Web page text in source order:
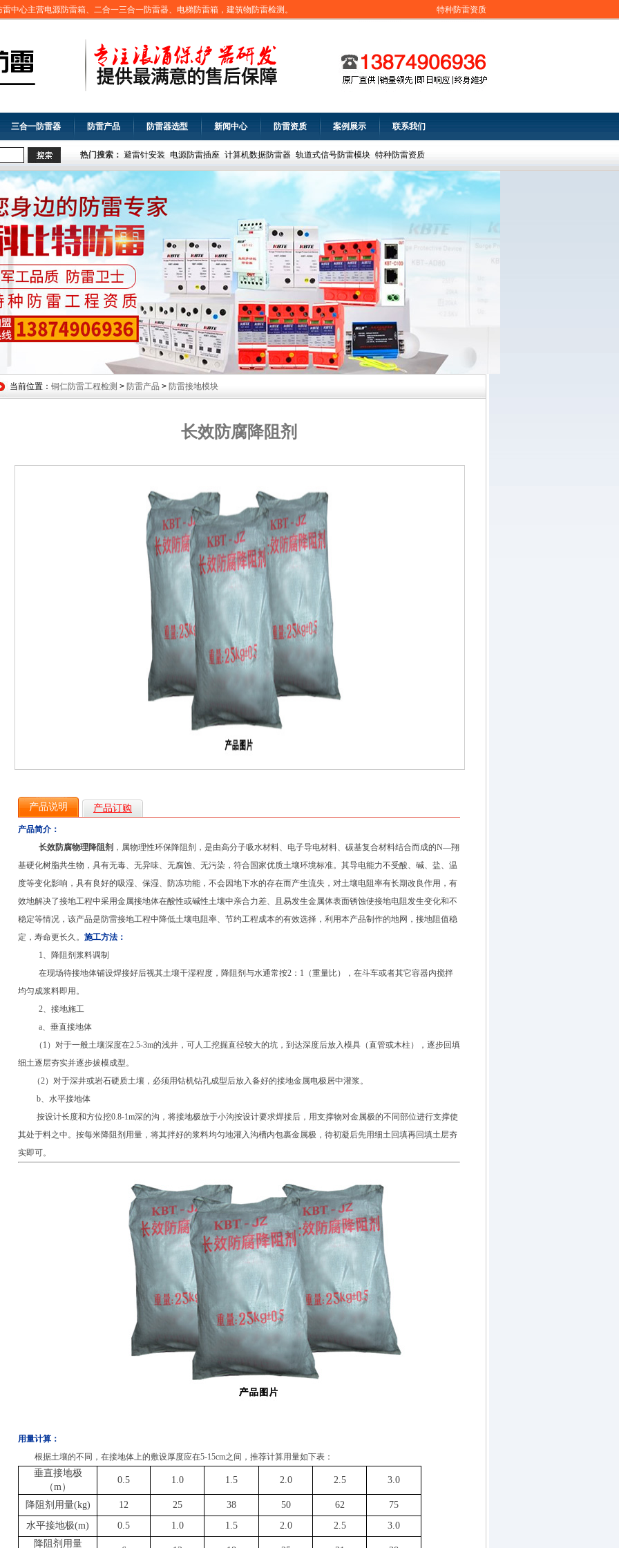
中心主营电源防雷箱、二合一三合一防雷器、电梯防雷箱，建筑物防雷检测。 特种防雷资质
三合一防雷器 防雷产品 防雷器选型 新闻中心 防雷资质 案例展示 联系我们
热门搜索： 避雷针安装 电源防雷插座 计算机数据防雷器 轨道式信号防雷模块 特种防雷资质
当前位置： 铜仁防雷工程检测 > 防雷产品 > 防雷接地模块
长效防腐降阻剂
产品说明 产品订购
产品简介：
长效防腐物理降阻剂 ，属物理性环保降阻剂，是由高分子吸水材料、电子导电材料、碳基复合材料结合而成的N—翔
基硬化树脂共生物，具有无毒、无异味、无腐蚀、无污染，符合国家优质土壤环境标准。其导电能力不受酸、碱、盐、温
度等变化影响，具有良好的吸湿、保湿、防冻功能，不会因地下水的存在而产生流失，对土壤电阻率有长期改良作用，有
效地解决了接地工程中采用金属接地体在酸性或碱性土壤中亲合力差、且易发生金属体表面锈蚀使接地电阻发生变化和不
稳定等情况，该产品是防雷接地工程中降低土壤电阻率、节约工程成本的有效选择，利用本产品制作的地网，接地阻值稳
定，寿命更长久。 施工方法：
1、降阻剂浆料调制
在现场待接地体铺设焊接好后视其土壤干湿程度，降阻剂与水通常按2：1（重量比），在斗车或者其它容器内搅拌
均匀成浆料即用。
2、接地施工
a、垂直接地体
（1）对于一般土壤深度在2.5-3m的浅井，可人工挖掘直径较大的坑，到达深度后放入模具（直管或木柱），逐步回填
细土逐层夯实并逐步拔模成型。
（2）对于深井或岩石硬质土壤，必须用钻机钻孔成型后放入备好的接地金属电极居中灌浆。
b、水平接地体
按设计长度和方位挖0.8-1m深的沟，将接地极放于小沟按设计要求焊接后，用支撑物对金属极的不同部位进行支撑使
其处于料之中。按每米降阻剂用量，将其拌好的浆料均匀地灌入沟槽内包裹金属极，待初凝后先用细土回填再回填土层夯
实即可。
用量计算：
根据土壤的不同，在接地体上的敷设厚度应在5-15cm之间，推荐计算用量如下表：
垂直接地极
（m）
0.5 1.0 1.5 2.0 2.5 3.0
降阻剂用量(kg) 12 25 38 50 62
75
水平接地极(m) 0.5 1.0 1.5 2.0 2.5
3.0
降阻剂用量